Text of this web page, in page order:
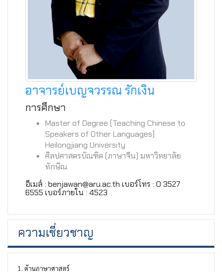
อาจารย์เบญจวรรณ รักเงิน
การศึกษา
Master of Degree (Teaching Chinese to
Speakers of Other Languages)
Heilongjiang University
ศิลปศาสตรบัณฑิต (ภาษาจีน) มหาวิทยาลัย
ทักษิณ
อีเมล์ : benjawan@aru.ac.th เบอร์โทร : 0 3527
6555 เบอร์ภายใน : 4523
ความเชี่ยวชาญ
1. ด้านภาษาศาสตร์